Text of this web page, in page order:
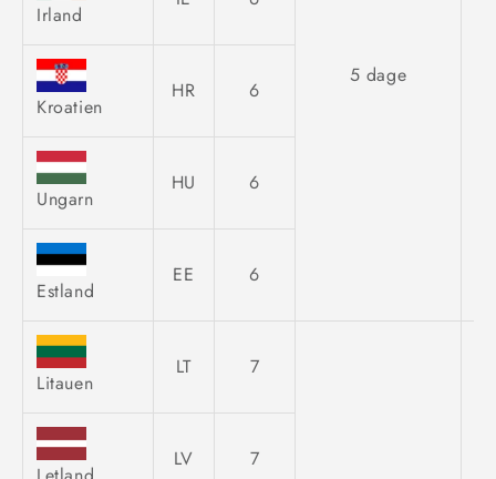
5 dage
Irland
Kroatien
HR 6
Ungarn
HU 6
Estland
EE 6
Litauen
LT 7
LV 7